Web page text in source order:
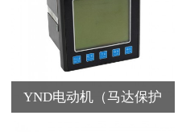
YND电动机（马达保护